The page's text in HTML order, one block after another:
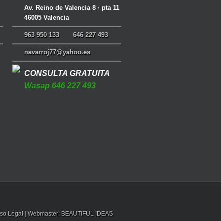
Av. Reino de Valencia 8 · pta 11
46005 Valencia
963 950 133 646 227 493
navarroj77@yahoo.es
CONSULTA GRATUITA
Wasap 646 227 493
Legal | Webmaster: BEAUTIFUL IDEAS